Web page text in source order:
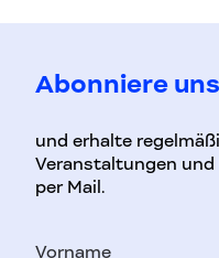
Abonniere
und erhalte
Veranstaltungen
per Mail.